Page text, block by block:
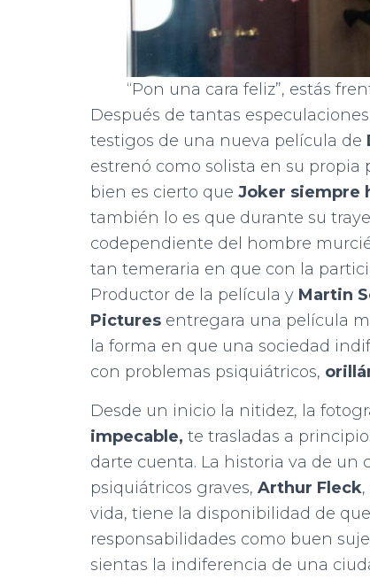
“Pon una cara feliz”, estás
Después de tantas
testigos de una nueva película de
estrenó como solista en su
bien es cierto que Joker siempre
también lo es que durante su
codependiente del hombre
tan temeraria en que con la
Productor de la película y Martin
Pictures entregara una película
la forma en que una sociedad
con problemas psiquiátricos,
Desde un inicio la nitidez, la
impecable, te trasladas a
darte cuenta. La historia va de un
psiquiátricos graves, Arthur Fleck
vida, tiene la disponibilidad de
responsabilidades como buen
sientas la indiferencia de una